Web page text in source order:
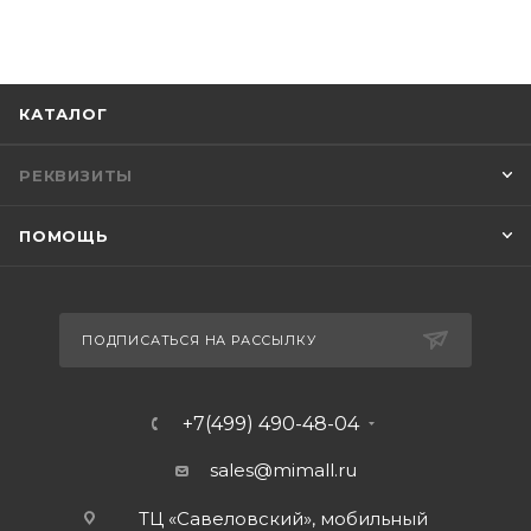
КАТАЛОГ
РЕКВИЗИТЫ
ПОМОЩЬ
ПОДПИСАТЬСЯ НА РАССЫЛКУ
+7(499) 490-48-04
sales@mimall.ru
ТЦ «Савеловский», мобильный